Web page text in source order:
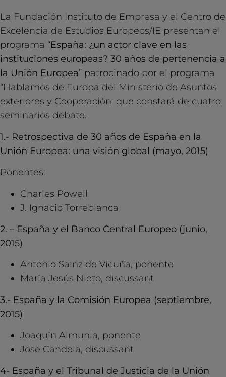
La Fundación Instituto de Empresa y el Centro de
Excelencia de Estudios Europeos/IE presentan el
programa “España: ¿un actor clave en las
instituciones europeas? 30 años de pertenencia a
la Unión Europea” patrocinado por el programa
“Hablamos de Europa del Ministerio de Asuntos
exteriores y Cooperación: que constará de cuatro
seminarios debate.
1.- Retrospectiva de 30 años de España en la
Unión Europea: una visión global (mayo, 2015)
Ponentes:
Charles Powell
J. Ignacio Torreblanca
2. – España y el Banco Central Europeo (junio,
2015)
Antonio Sainz de Vicuña, ponente
María Jesús Nieto, discussant
3.- España y la Comisión Europea (septiembre,
2015)
Joaquín Almunia, ponente
Jose Candela, discussant
4- España y el Tribunal de Justicia de la Unión